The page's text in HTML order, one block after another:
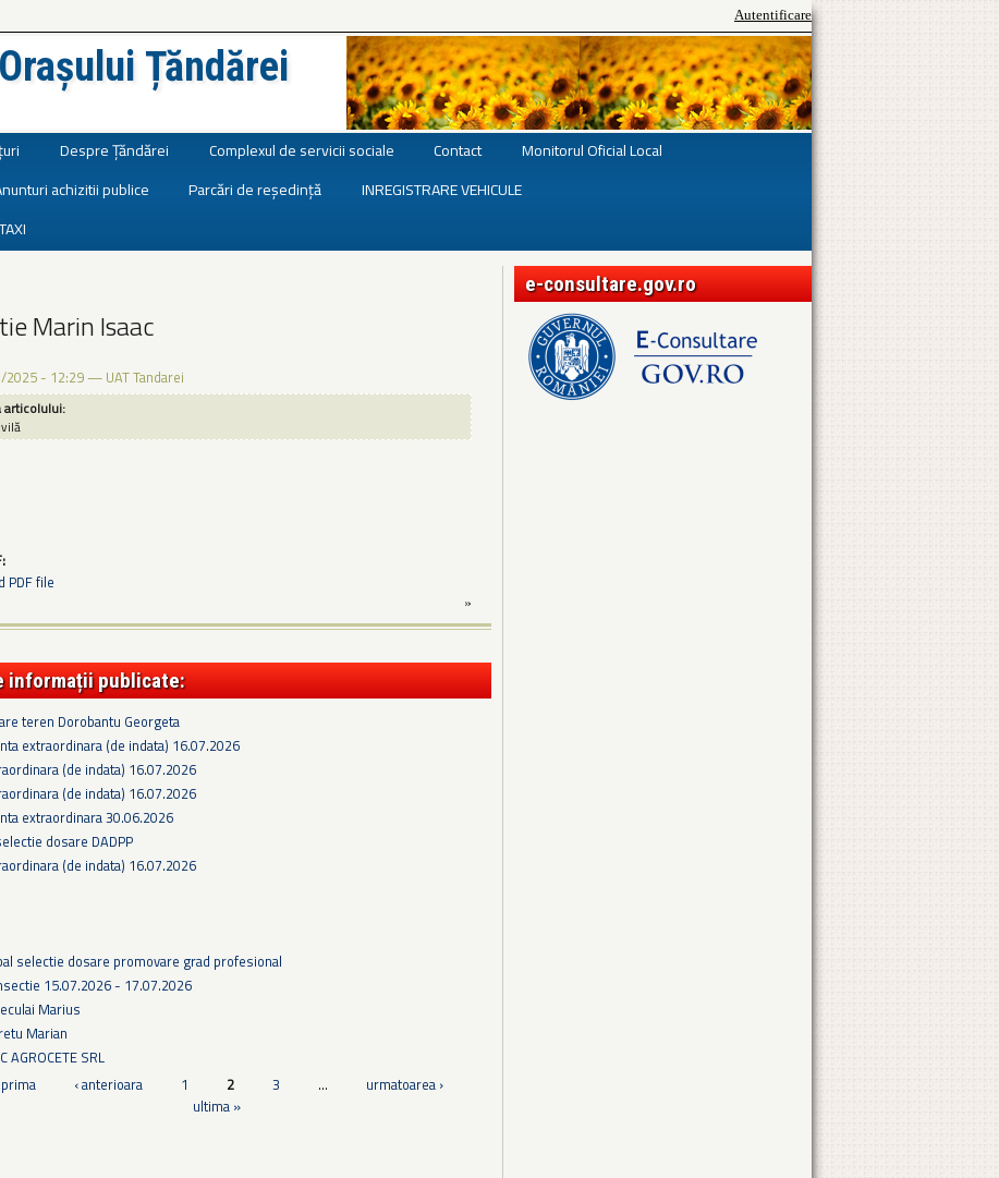
Autentificare
Țăndărei
Despre Țăndărei Complexul de servicii sociale Contact
Monitorul Oficial Local
achizitii publice Parcări de reședință
INREGISTRARE VEHICULE
Marin Isaac
2025 - 12:29 — UAT Tandarei
articolului:
PDF file
»
informații publicate:
teren Dorobantu Georgeta
extraordinara (de indata) 16.07.2026
(de indata) 16.07.2026
(de indata) 16.07.2026
extraordinara 30.06.2026
dosare DADPP
(de indata) 16.07.2026
selectie dosare promovare grad profesional
15.07.2026 - 17.07.2026
Marius
Marian
AGROCETE SRL
‹ anterioara 1 2 3 …
urmatoarea ›
ultima »
e-consultare.gov.ro